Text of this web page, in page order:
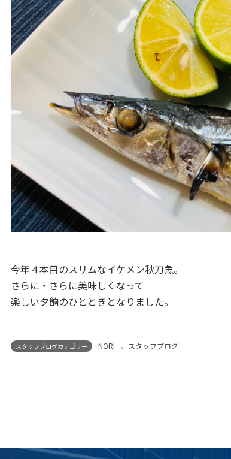
今年４本目のスリムなイケメン秋刀魚。
さらに・さらに美味しくなって
楽しい夕餉のひとときとなりました。
スタッフブログカテゴリー NORI 、 スタッフブログ